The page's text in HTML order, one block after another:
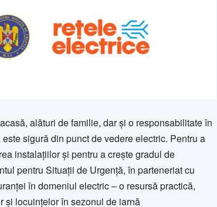
alături de familie, dar și o responsabilitate în
sigură din punct de vedere electric. Pentru a
instalațiilor și pentru a crește gradul de
pentru Situații de Urgență, în parteneriat cu
în domeniul electric – o resursă practică,
și locuințelor în sezonul de iarnă